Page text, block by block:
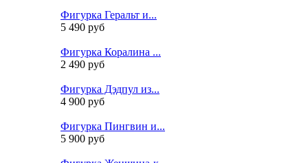
Фигурка Геральт и...
5 490 руб
Фигурка Коралина ...
2 490 руб
Фигурка Дэдпул из...
4 900 руб
Фигурка Пингвин и...
5 900 руб